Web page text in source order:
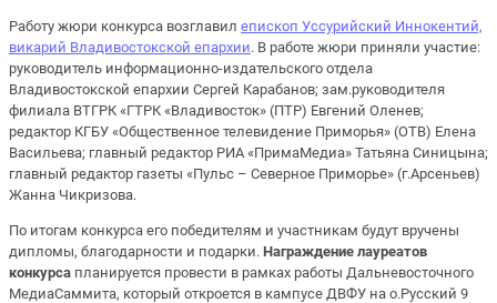
Работу жюри конкурса возглавил епископ Уссурийский Иннокентий,
викарий Владивостокской епархии. В работе жюри приняли участие:
руководитель информационно-издательского отдела
Владивостокской епархии Сергей Карабанов; зам.руководителя
филиала ВТГРК «ГТРК «Владивосток» (ПТР) Евгений Оленев;
редактор КГБУ «Общественное телевидение Приморья» (ОТВ) Елена
Васильева; главный редактор РИА «ПримаМедиа» Татьяна Синицына;
главный редактор газеты «Пульс – Северное Приморье» (г.Арсеньев)
Жанна Чикризова.
По итогам конкурса его победителям и участникам будут вручены
дипломы, благодарности и подарки. Награждение лауреатов
конкурса планируется провести в рамках работы Дальневосточного
МедиаСаммита, который откроется в кампусе ДВФУ на о.Русский 9